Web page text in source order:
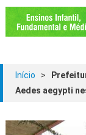
Início >
Aedes aegypti